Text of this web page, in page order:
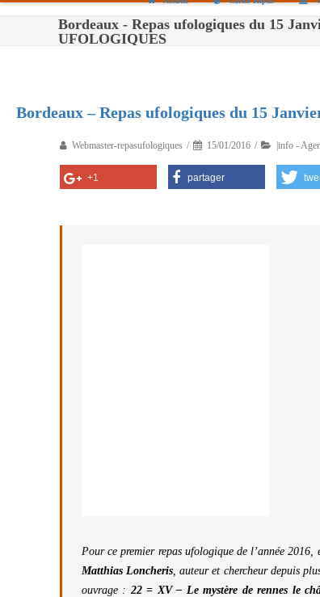
Bordeaux - Repas ufologiques du 15
UFOLOGIQUES
Bordeaux – Repas ufologiques du 15
Webmaster-repasufologiques 15/01/2016 |info -
+1 partager
Pour ce premier repas ufologique de l’année
Matthias Loncheris, auteur et chercheur depuis
ouvrage : 22 = XV – Le mystère de rennes le